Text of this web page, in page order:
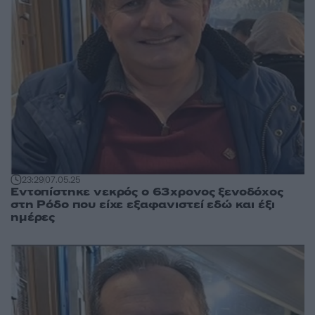
23:2907.05.25
Εντοπίστηκε νεκρός ο 63χρονος ξενοδόχος
στη Ρόδο που είχε εξαφανιστεί εδώ και έξι
ημέρες